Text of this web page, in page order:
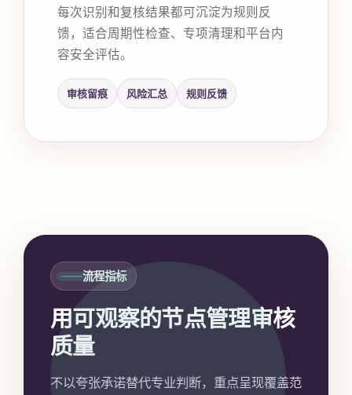
每次识别和复核结果都可沉淀为规则反
馈，适合周期性检查、专项清理和平台内
容安全评估。
审核留痕 风险汇总 规则反馈
流程指标
用可观察的节点管理审核
质量
不以夸张承诺替代专业判断，重点呈现覆盖范